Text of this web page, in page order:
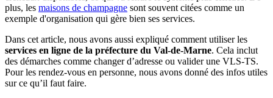
plus, les maisons de champagne sont souvent citées comme un
exemple d'organisation qui gère bien ses services.
Dans cet article, nous avons aussi expliqué comment utiliser les
services en ligne de la préfecture du Val-de-Marne. Cela inclut
des démarches comme changer d’adresse ou valider une VLS-TS.
Pour les rendez-vous en personne, nous avons donné des infos utiles
sur ce qu’il faut faire.